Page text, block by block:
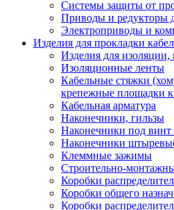
Системы защиты от
Приводы и редукторы
Электроприводы и
Изделия для прокладки
Изделия для
Изоляционные ленты
Кабельные стяжки
крепежные площадки
Кабельная арматура
Наконечники, гильзы
Наконечники под винт
Наконечники
Клеммные зажимы
Строительно-
Коробки
Коробки общего
Коробки